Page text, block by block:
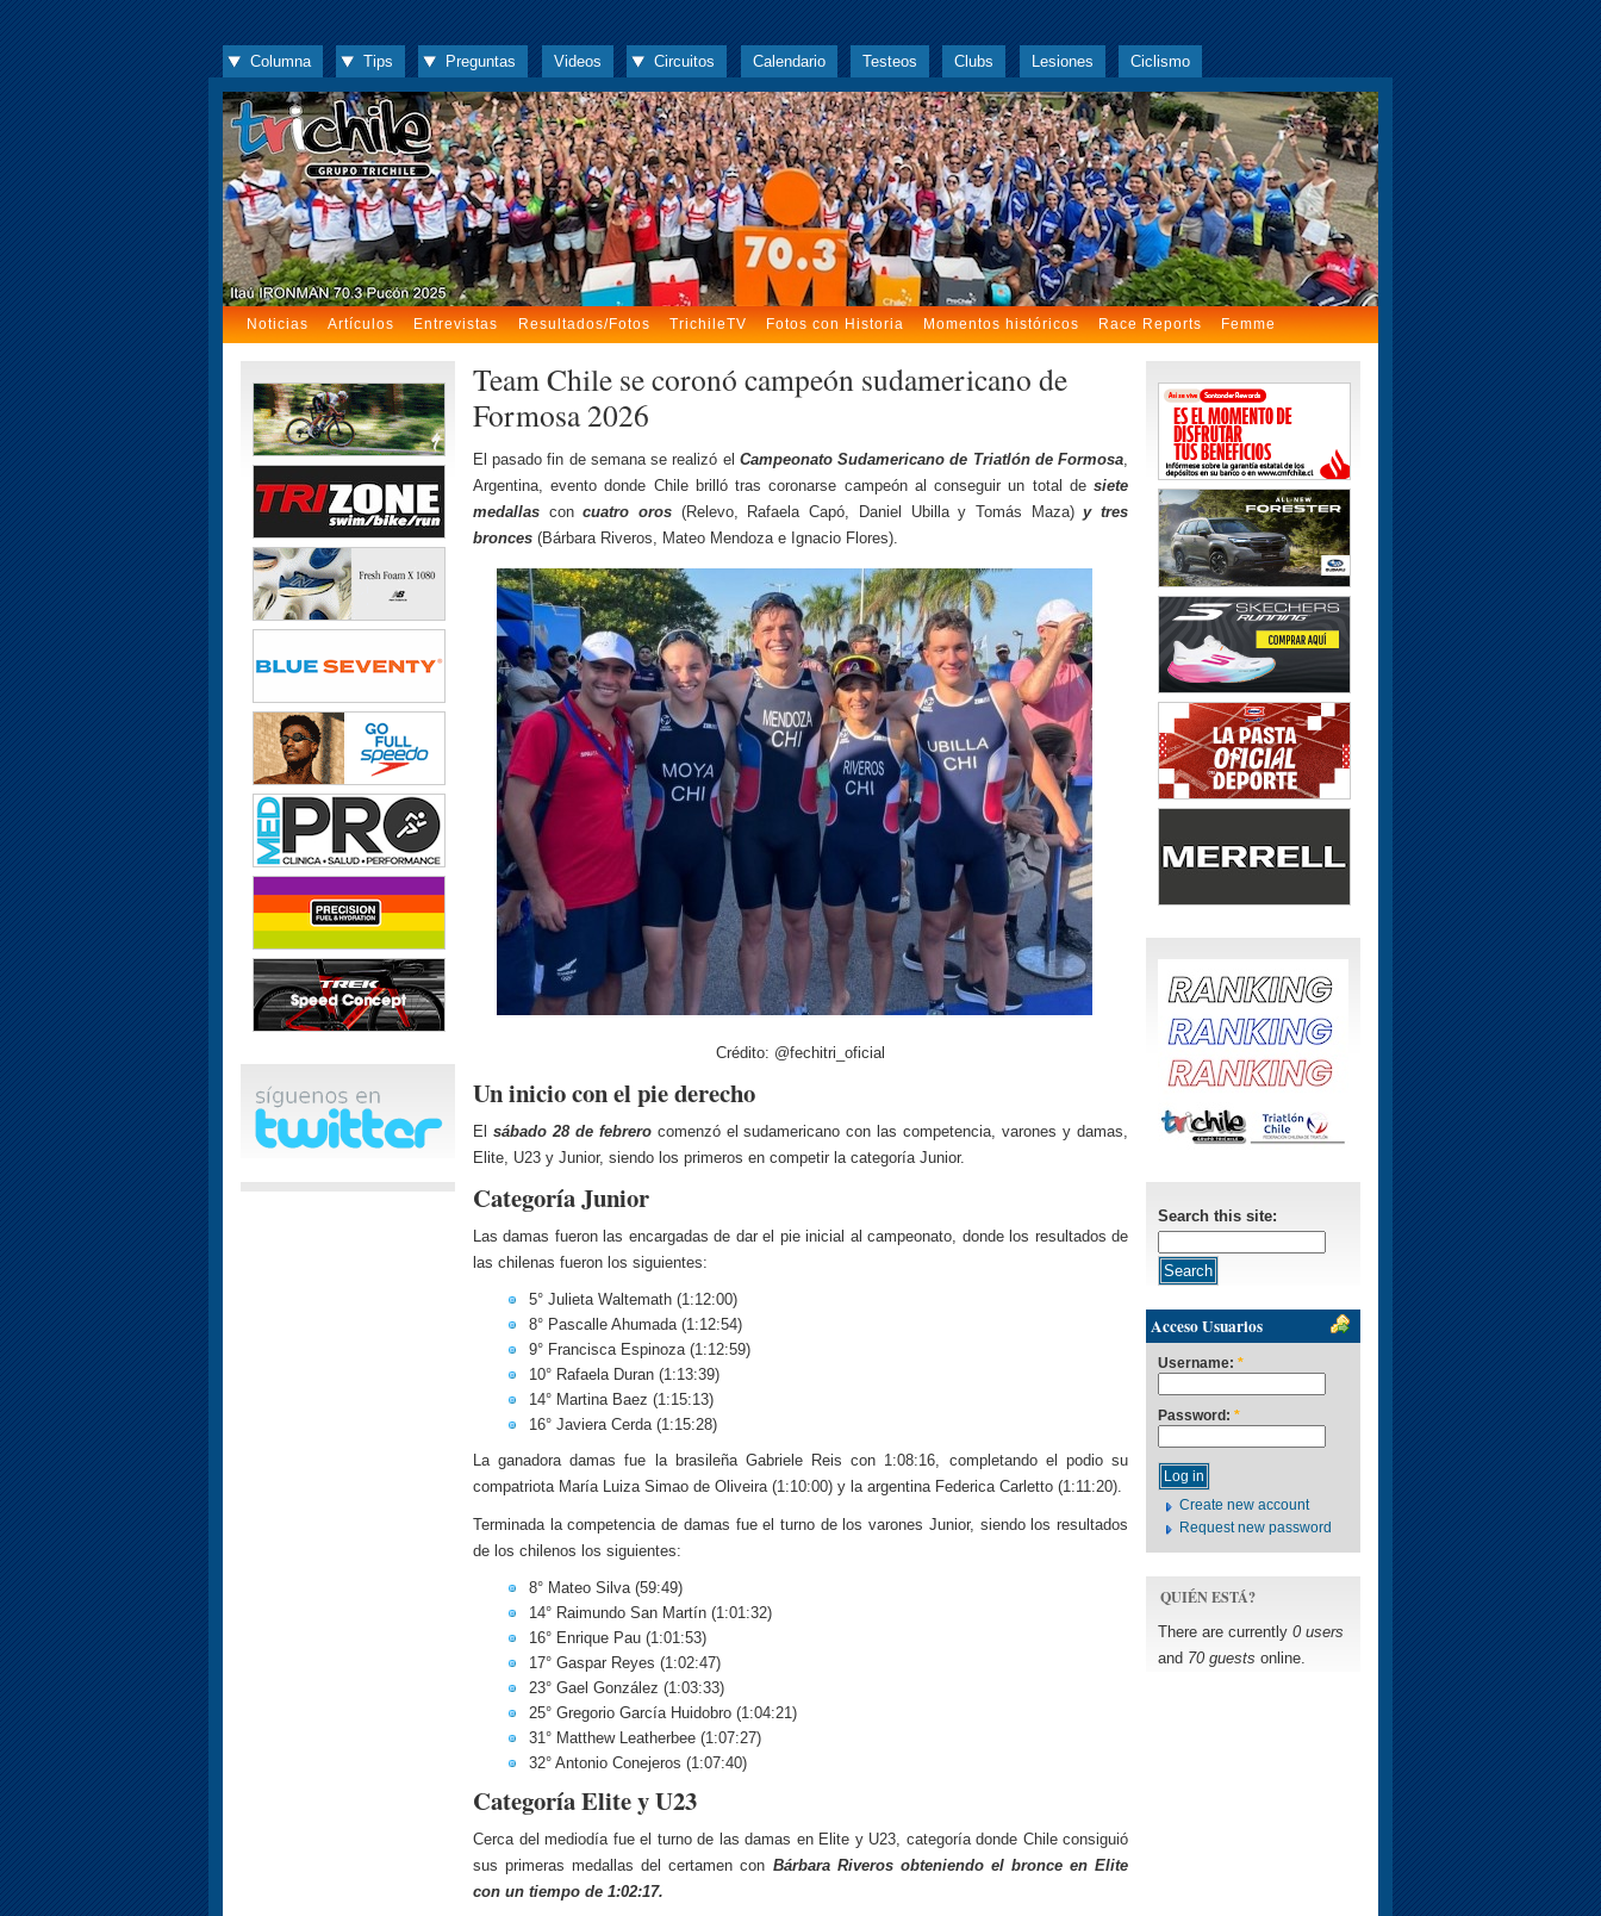
Columna Tips Preguntas Videos Circuitos Calendario Testeos Clubs Lesiones Ciclismo
Noticias Artículos Entrevistas Resultados/Fotos TrichileTV Fotos con Historia Momentos históricos Race Reports Femme
Team Chile se coronó campeón sudamericano de
Formosa 2026
El pasado fin de semana se realizó el Campeonato Sudamericano de Triatlón de Formosa,
Argentina, evento donde Chile brilló tras coronarse campeón al conseguir un total de siete
medallas concuatro oros (Relevo, Rafaela Capó, Daniel Ubilla y Tomás Maza)y tres
bronces (Bárbara Riveros, Mateo Mendoza e Ignacio Flores).
Crédito: @fechitri_oficial
Un inicio con el pie derecho
El sábado 28 de febrerocomenzó el sudamericano con las competencia, varones y damas,
Elite, U23 y Junior, siendo los primeros en competir la categoría Junior.
Categoría Junior
Las damas fueron las encargadas de dar el pie inicial al campeonato, donde los resultados de
las chilenas fueron los siguientes:
5° Julieta Waltemath (1:12:00)
8° Pascalle Ahumada (1:12:54)
9° Francisca Espinoza (1:12:59)
10° Rafaela Duran (1:13:39)
14° Martina Baez (1:15:13)
16° Javiera Cerda (1:15:28)
La ganadora damas fue la brasileña Gabriele Reis con 1:08:16, completando el podio su
compatriota María Luiza Simao de Oliveira (1:10:00) y la argentina Federica Carletto (1:11:20).
Terminada la competencia de damas fue el turno de los varones Junior, siendo los resultados
de los chilenos los siguientes:
8° Mateo Silva (59:49)
14° Raimundo San Martín (1:01:32)
16° Enrique Pau (1:01:53)
17° Gaspar Reyes (1:02:47)
23° Gael González (1:03:33)
25° Gregorio García Huidobro (1:04:21)
31° Matthew Leatherbee (1:07:27)
32° Antonio Conejeros (1:07:40)
Categoría Elite y U23
Cerca del mediodía fue el turno de las damas en Elite y U23, categoría donde Chile consiguió
sus primeras medallas del certamen con Bárbara Riveros obteniendo el bronce en Elite
con un tiempo de 1:02:17.
Search this site:
Acceso Usuarios
Username: *
Password: *
Create new account
Request new password
QUIÉN ESTÁ?
There are currently 0 users
and 70 guests online.